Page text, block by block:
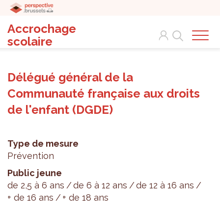
Accrochage
scolaire
Search
Délégué général de la
Communauté française aux droits
de l'enfant (DGDE)
Type de mesure
Prévention
Public jeune
de 2,5 à 6 ans
de 6 à 12 ans
de 12 à 16 ans
+ de 16 ans
+ de 18 ans